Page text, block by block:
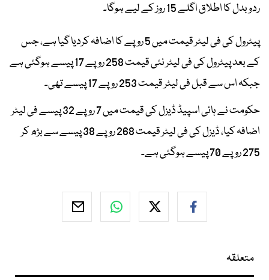
ردوبدل کا اطلاق اگلے 15 روز کے لیے ہوگا۔
پیٹرول کی فی لیٹر قیمت میں 5 روپے کا اضافہ کردیا گیا ہے، جس
کے بعد پیٹرول کی فی لیٹر نئی قیمت 258 روپے 17 پیسے ہوگئی ہے
جبکہ اس سے قبل فی لیٹر قیمت 253 روپے 17 پیسے تھی۔
حکومت نے ہائی اسپیڈ ڈیزل کی قیمت میں 7 روپے 32 پیسے فی لیٹر
اضافہ کیا، ڈیزل کی فی لیٹر قیمت 268 روپے 38 پیسے سے بڑھ کر
275 روپے 70 پیسے ہوگئی ہے۔
متعلقہ